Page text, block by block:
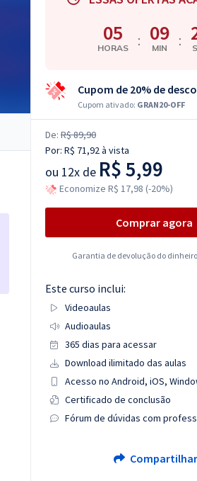
05
HORAS : 09
MIN :
Cupom de 20% de
Cupom ativado: GRAN20-OFF
De: R$ 89,90
Por: R$ 71,92à vista
ou 12x de R$ 5,99
Economize R$ 17,98 (-20%)
Comprar agora
Garantia de devolução do
Este curso inclui:
Videoaulas
Audioaulas
365 dias para acessar
Download ilimitado das aulas
Acesso no Android, iOS,
Certificado de conclusão
Fórum de dúvidas com
Compartilhar